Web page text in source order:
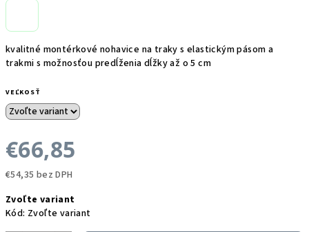
kvalitné montérkové nohavice na traky s elastickým pásom a
trakmi s možnosťou predĺženia dĺžky až o 5 cm
VEĽKOSŤ
€66,85
€54,35 bez DPH
cena:
Zvoľte variant
Kód: Zvoľte variant